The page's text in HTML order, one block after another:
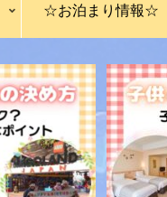
☆お泊まり情報☆